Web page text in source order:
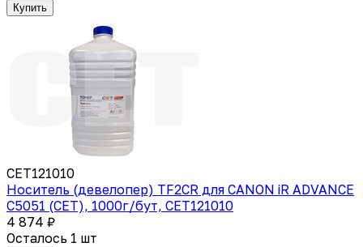
Купить
CET121010
Носитель (девелопер) TF2CR для CANON iR ADVANCE
C5051 (CET), 1000г/бут, CET121010
4 874 ₽
Осталось 1 шт